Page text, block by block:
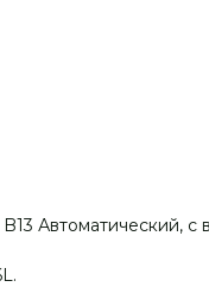
Автоматический, с